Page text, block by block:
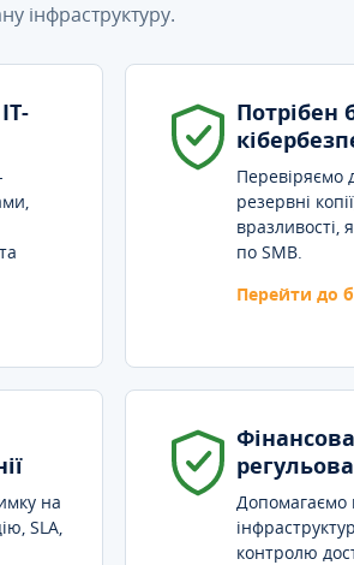
інфраструктуру.
Потрібен
Перевіряємо
резервні
вразливості,
по SMB.
Перейти до
на
SLA,
Допомагаємо
контролю